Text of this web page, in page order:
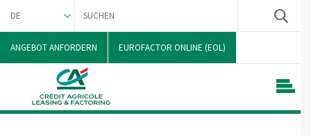
DE
ENGLISH
ANGEBOT ANFORDERN EUROFACTOR ONLINE (EOL)